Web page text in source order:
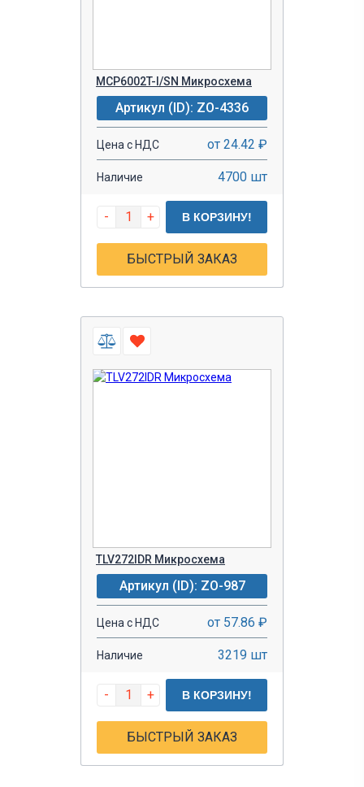
MCP6002T-I/SN Микросхема
Артикул (ID): ZO-4336
Цена с НДС от 24.42 ₽
Наличие 4700 шт
- + В КОРЗИНУ!
БЫСТРЫЙ ЗАКАЗ
TLV272IDR Микросхема
Артикул (ID): ZO-987
Цена с НДС от 57.86 ₽
Наличие 3219 шт
- + В КОРЗИНУ!
БЫСТРЫЙ ЗАКАЗ